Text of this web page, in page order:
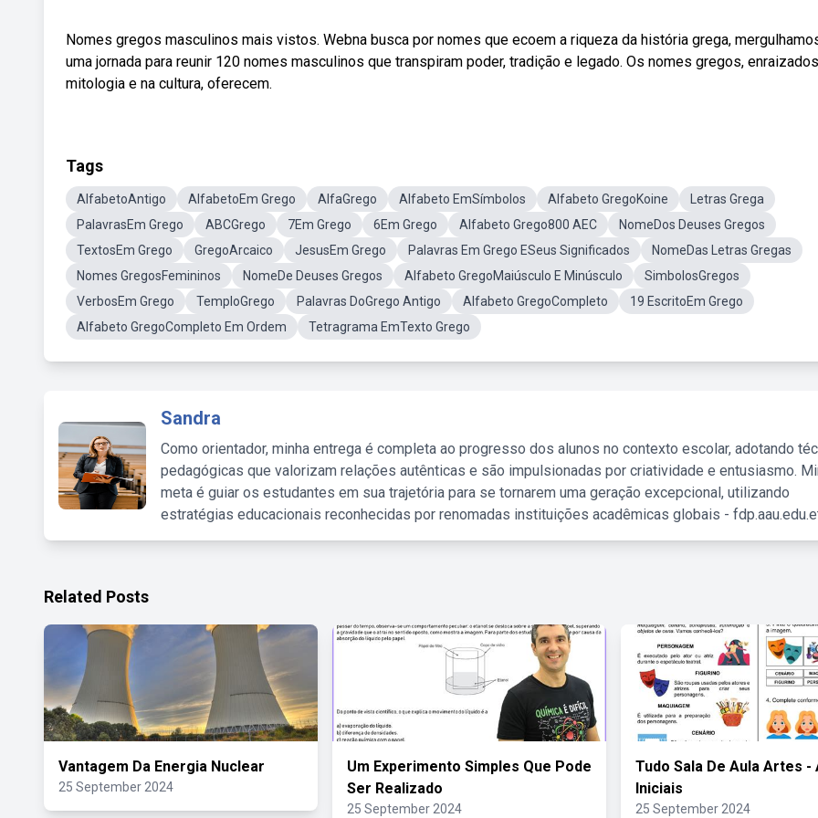
Nomes gregos masculinos mais vistos. Webna busca por nomes que ecoem a riqueza da história grega,
uma jornada para reunir 120 nomes masculinos que transpiram poder, tradição e legado. Os nomes gregos,
mitologia e na cultura, oferecem.
Tags
AlfabetoAntigo AlfabetoEm Grego AlfaGrego Alfabeto EmSímbolos Alfabeto GregoKoine
Letras Grega
PalavrasEm Grego
ABCGrego 7Em Grego 6Em Grego Alfabeto Grego800 AEC
NomeDos Deuses Gregos
TextosEm Grego
GregoArcaico JesusEm Grego Palavras Em Grego ESeus Significados
NomeDas Letras Gregas
Nomes GregosFemininos
NomeDe Deuses Gregos Alfabeto GregoMaiúsculo E Minúsculo
SimbolosGregos
VerbosEm Grego
TemploGrego Palavras DoGrego Antigo Alfabeto GregoCompleto
19 EscritoEm Grego
Alfabeto GregoCompleto Em Ordem
Tetragrama EmTexto Grego
Sandra
Como orientador, minha entrega é completa ao progresso dos alunos no contexto escolar, adotando
pedagógicas que valorizam relações autênticas e são impulsionadas por criatividade e entusiasmo.
meta é guiar os estudantes em sua trajetória para se tornarem uma geração excepcional, utilizando
estratégias educacionais reconhecidas por renomadas instituições acadêmicas globais -
Related Posts
Vantagem Da Energia Nuclear
25 September 2024
Um Experimento Simples Que Pode
Ser Realizado
25 September 2024
Tudo Sala De Aula Artes -
Iniciais
25 September 2024